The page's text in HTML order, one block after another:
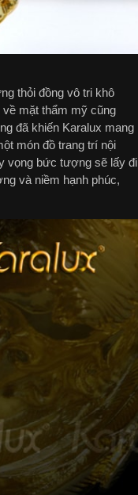
thỏi đồng vô tri khô
mặt thẩm mỹ cũng
đã khiến Karalux mang
món đồ trang trí nội
vọng bức tượng sẽ lấy đi
và niềm hạnh phúc,